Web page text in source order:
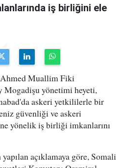
iş birliğini ele
Ahmed Muallim Fiki
Mogadişu yönetimi heyeti,
askeri yetkililerle bir
güvenliği ve askeri
yönelik iş birliği imkanlarını
açıklamaya göre, Somali